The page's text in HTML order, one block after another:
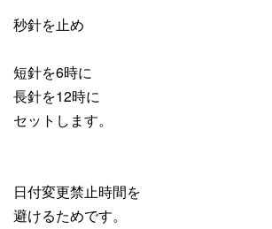
秒針を止め
短針を6時に
長針を12時に
セットします。
日付変更禁止時間を
避けるためです。